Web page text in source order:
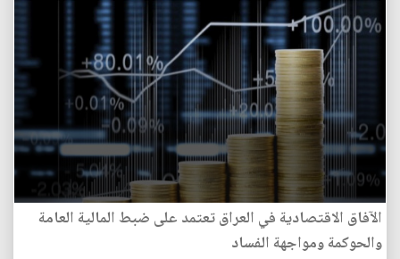
الآفاق الاقتصادية في العراق تعتمد على ضبط المالية العامة
والحوكمة ومواجهة الفساد